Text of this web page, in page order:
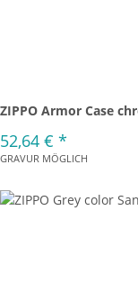
ZIPPO Armor Case
52,64 € *
GRAVUR MÖGLICH